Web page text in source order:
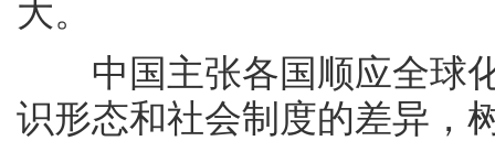
大。
中国主张各国顺应全球化
识形态和社会制度的差异，